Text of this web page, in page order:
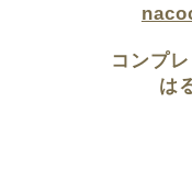
コンプ
は